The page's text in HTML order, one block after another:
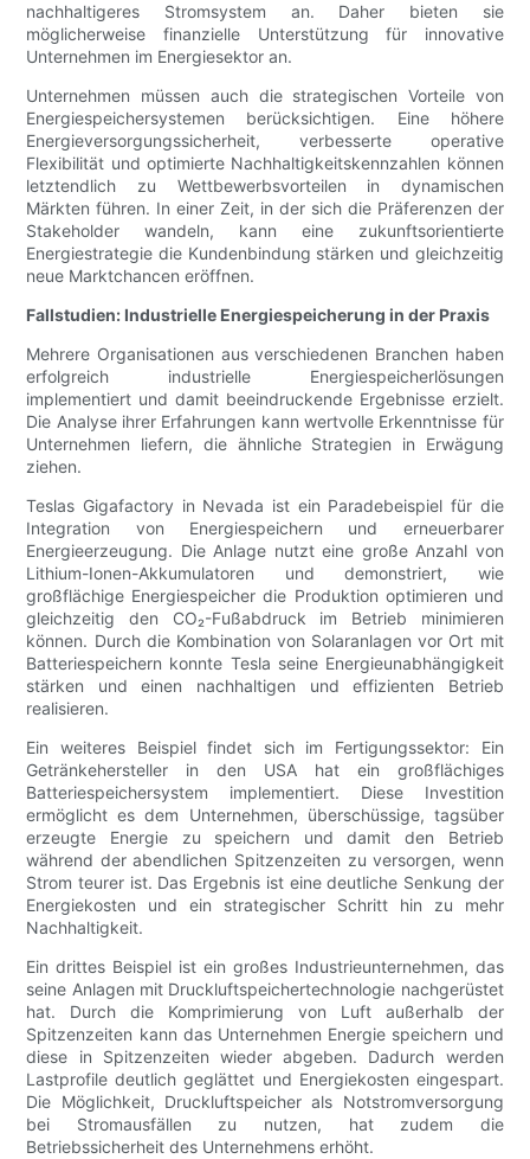
nachhaltigeres Stromsystem an. Daher bieten sie
möglicherweise finanzielle Unterstützung für innovative
Unternehmen im Energiesektor an.
Unternehmen müssen auch die strategischen Vorteile von
Energiespeichersystemen berücksichtigen. Eine höhere
Energieversorgungssicherheit, verbesserte operative
Flexibilität und optimierte Nachhaltigkeitskennzahlen können
letztendlich zu Wettbewerbsvorteilen in dynamischen
Märkten führen. In einer Zeit, in der sich die Präferenzen der
Stakeholder wandeln, kann eine zukunftsorientierte
Energiestrategie die Kundenbindung stärken und gleichzeitig
neue Marktchancen eröffnen.
Fallstudien: Industrielle Energiespeicherung in der Praxis
Mehrere Organisationen aus verschiedenen Branchen haben
erfolgreich industrielle Energiespeicherlösungen
implementiert und damit beeindruckende Ergebnisse erzielt.
Die Analyse ihrer Erfahrungen kann wertvolle Erkenntnisse für
Unternehmen liefern, die ähnliche Strategien in Erwägung
ziehen.
Teslas Gigafactory in Nevada ist ein Paradebeispiel für die
Integration von Energiespeichern und erneuerbarer
Energieerzeugung. Die Anlage nutzt eine große Anzahl von
Lithium-Ionen-Akkumulatoren und demonstriert, wie
großflächige Energiespeicher die Produktion optimieren und
gleichzeitig den CO₂-Fußabdruck im Betrieb minimieren
können. Durch die Kombination von Solaranlagen vor Ort mit
Batteriespeichern konnte Tesla seine Energieunabhängigkeit
stärken und einen nachhaltigen und effizienten Betrieb
realisieren.
Ein weiteres Beispiel findet sich im Fertigungssektor: Ein
Getränkehersteller in den USA hat ein großflächiges
Batteriespeichersystem implementiert. Diese Investition
ermöglicht es dem Unternehmen, überschüssige, tagsüber
erzeugte Energie zu speichern und damit den Betrieb
während der abendlichen Spitzenzeiten zu versorgen, wenn
Strom teurer ist. Das Ergebnis ist eine deutliche Senkung der
Energiekosten und ein strategischer Schritt hin zu mehr
Nachhaltigkeit.
Ein drittes Beispiel ist ein großes Industrieunternehmen, das
seine Anlagen mit Druckluftspeichertechnologie nachgerüstet
hat. Durch die Komprimierung von Luft außerhalb der
Spitzenzeiten kann das Unternehmen Energie speichern und
diese in Spitzenzeiten wieder abgeben. Dadurch werden
Lastprofile deutlich geglättet und Energiekosten eingespart.
Die Möglichkeit, Druckluftspeicher als Notstromversorgung
bei Stromausfällen zu nutzen, hat zudem die
Betriebssicherheit des Unternehmens erhöht.